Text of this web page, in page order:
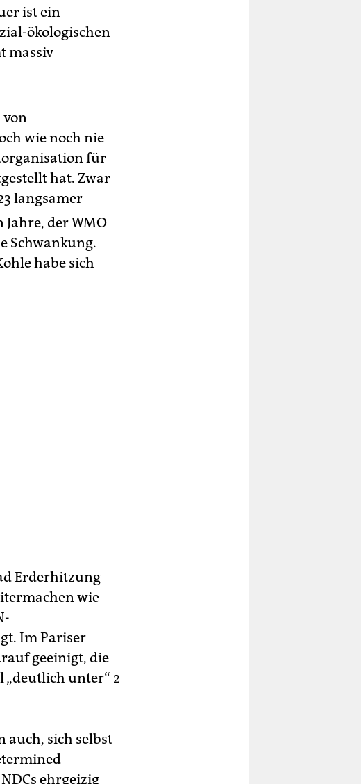
ist ein
ökologischen
massiv
von
wie noch nie
für
hat. Zwar
langsamer
der WMO
Schwankung.
habe sich
Erderhitzung
wie
Im Pariser
geeinigt, die
„deutlich unter“ 2
auch, sich selbst
ehrgeizig